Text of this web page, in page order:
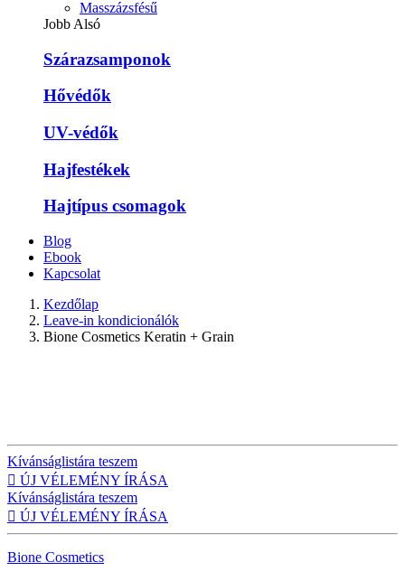
Masszázsfésű
Jobb Alsó
Szárazsamponok
Hővédők
UV-védők
Hajfestékek
Hajtípus csomagok
Blog
Ebook
Kapcsolat
Kezdőlap
Leave-in kondicionálók
Bione Cosmetics Keratin + Grain
Kívánságlistára teszem
 ÚJ VÉLEMÉNY ÍRÁSA
Kívánságlistára teszem
 ÚJ VÉLEMÉNY ÍRÁSA
Bione Cosmetics